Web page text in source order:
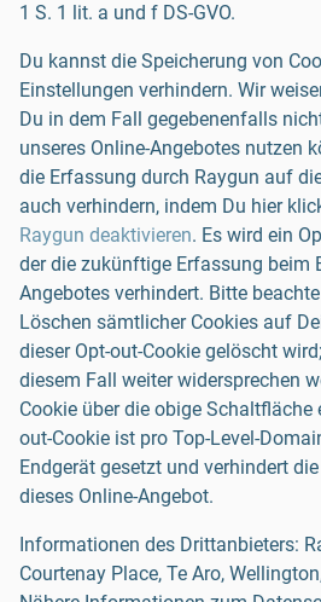
1 S. 1 lit. a und f DS-GVO.
Du kannst die Speicherung von
Einstellungen verhindern. Wir
Du in dem Fall gegebenenfalls
unseres Online-Angebotes nutzen
die Erfassung durch Raygun auf
auch verhindern, indem Du hier
Raygun deaktivieren. Es wird ein
der die zukünftige Erfassung beim
Angebotes verhindert. Bitte
Löschen sämtlicher Cookies auf
dieser Opt-out-Cookie gelöscht
diesem Fall weiter widersprechen
Cookie über die obige Schaltfläche
out-Cookie ist pro Top-Level-
Endgerät gesetzt und verhindert
dieses Online-Angebot.
Informationen des Drittanbieters:
Courtenay Place, Te Aro,